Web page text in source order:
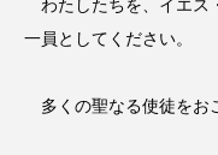
わたしたちを、イエス
一員としてください。
多くの聖なる使徒をお